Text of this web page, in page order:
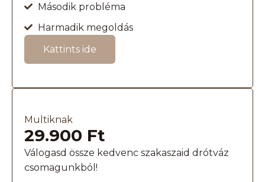
Második probléma
Harmadik megoldás
Kattints ide
Multiknak
29.900 Ft
Válogasd össze kedvenc szakaszaid drótváz
csomagunkból!